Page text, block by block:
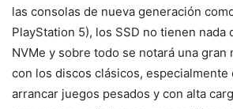
las consolas de nueva generación
PlayStation 5), los SSD no tienen nada
NVMe y sobre todo se notará una gran
con los discos clásicos, especialmente
arrancar juegos pesados y con alta